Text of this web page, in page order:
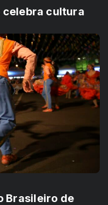
celebra cultura
Brasileiro de